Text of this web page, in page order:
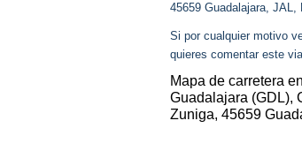
45659 Guadalajara,
Si por cualquier motivo
quieres comentar este
Mapa de carretera
Guadalajara (GDL),
Zuniga, 45659